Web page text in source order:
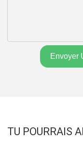
Envoyer
TU POURRAIS